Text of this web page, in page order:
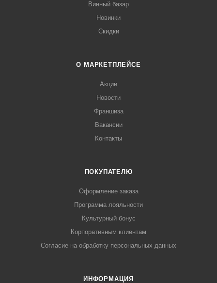
Винный базар
Новинки
Скидки
О МАРКЕТПЛЕЙСЕ
Акции
Новости
Франшиза
Вакансии
Контакты
ПОКУПАТЕЛЮ
Оформление заказа
Программа лояльности
Культурный бонус
Корпоративным клиентам
Согласие на обработку персональных данных
ИНФОРМАЦИЯ